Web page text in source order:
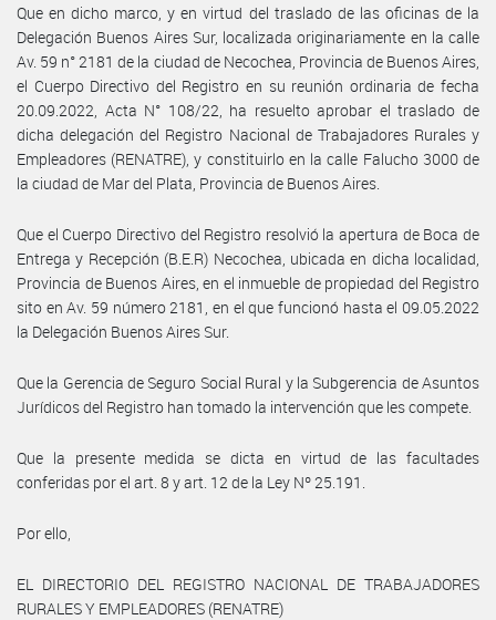
Que en dicho marco, y en virtud del traslado de las oficinas de la
Delegación Buenos Aires Sur, localizada originariamente en la calle
Av. 59 n° 2181 de la ciudad de Necochea, Provincia de Buenos Aires,
el Cuerpo Directivo del Registro en su reunión ordinaria de fecha
20.09.2022, Acta N° 108/22, ha resuelto aprobar el traslado de
dicha delegación del Registro Nacional de Trabajadores Rurales y
Empleadores (RENATRE), y constituirlo en la calle Falucho 3000 de
la ciudad de Mar del Plata, Provincia de Buenos Aires.
Que el Cuerpo Directivo del Registro resolvió la apertura de Boca de
Entrega y Recepción (B.E.R) Necochea, ubicada en dicha localidad,
Provincia de Buenos Aires, en el inmueble de propiedad del Registro
sito en Av. 59 número 2181, en el que funcionó hasta el 09.05.2022
la Delegación Buenos Aires Sur.
Que la Gerencia de Seguro Social Rural y la Subgerencia de Asuntos
Jurídicos del Registro han tomado la intervención que les compete.
Que la presente medida se dicta en virtud de las facultades
conferidas por el art. 8 y art. 12 de la Ley Nº 25.191.
Por ello,
EL DIRECTORIO DEL REGISTRO NACIONAL DE TRABAJADORES
RURALES Y EMPLEADORES (RENATRE)